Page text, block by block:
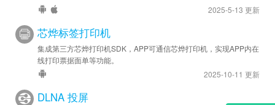
2025-5-13 更新
芯烨标签打印机
集成第三方芯烨打印机SDK，APP可通信芯烨打印机，实现APP内在
线打印票据面单等功能。
2025-10-11 更新
DLNA 投屏